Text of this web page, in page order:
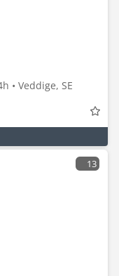
• Veddige, SE
13